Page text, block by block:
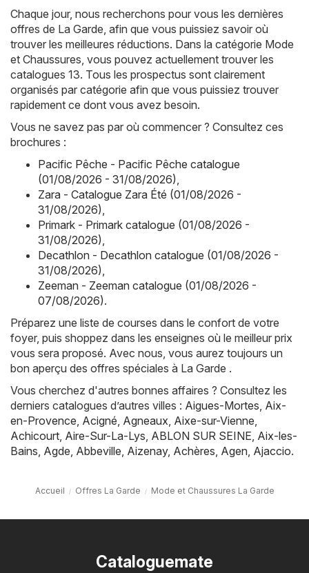
Chaque jour, nous recherchons pour vous les dernières
offres de La Garde, afin que vous puissiez savoir où
trouver les meilleures réductions. Dans la catégorie Mode
et Chaussures, vous pouvez actuellement trouver les
catalogues 13. Tous les prospectus sont clairement
organisés par catégorie afin que vous puissiez trouver
rapidement ce dont vous avez besoin.
Vous ne savez pas par où commencer ? Consultez ces
brochures :
Pacific Pêche - Pacific Pêche catalogue
(01/08/2026 - 31/08/2026),
Zara - Catalogue Zara Été (01/08/2026 -
31/08/2026),
Primark - Primark catalogue (01/08/2026 -
31/08/2026),
Decathlon - Decathlon catalogue (01/08/2026 -
31/08/2026),
Zeeman - Zeeman catalogue (01/08/2026 -
07/08/2026).
Préparez une liste de courses dans le confort de votre
foyer, puis shoppez dans les enseignes où le meilleur prix
vous sera proposé. Avec nous, vous aurez toujours un
bon aperçu des offres spéciales à La Garde .
Vous cherchez d'autres bonnes affaires ? Consultez les
derniers catalogues d’autres villes : Aigues-Mortes, Aix-
en-Provence, Acigné, Agneaux, Aixe-sur-Vienne,
Achicourt, Aire-Sur-La-Lys, ABLON SUR SEINE, Aix-les-
Bains, Agde, Abbeville, Aizenay, Achères, Agen, Ajaccio.
Accueil Offres La Garde Mode et Chaussures La Garde
Cataloguemate